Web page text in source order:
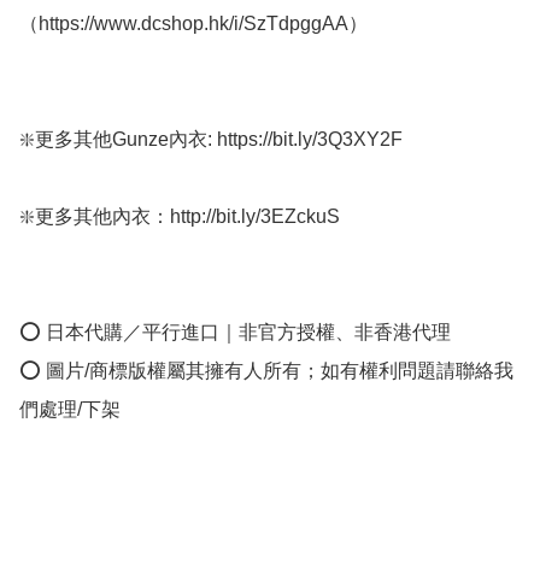
（https://www.dcshop.hk/i/SzTdpggAA）
❇️更多其他Gunze內衣: https://bit.ly/3Q3XY2F
❇️更多其他內衣：http://bit.ly/3EZckuS
⭕ 日本代購／平行進口｜非官方授權、非香港代理
⭕ 圖片/商標版權屬其擁有人所有；如有權利問題請聯絡我
們處理/下架